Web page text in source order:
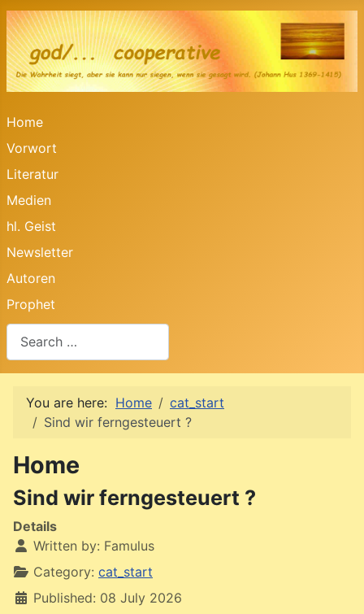
Home
Vorwort
Literatur
Medien
hl. Geist
Newsletter
Autoren
Prophet
Search
You are here: Home
cat_start
Sind wir ferngesteuert ?
Home
Sind wir ferngesteuert ?
Details
Written by: Famulus
Category: cat_start
Published: 08 July 2026